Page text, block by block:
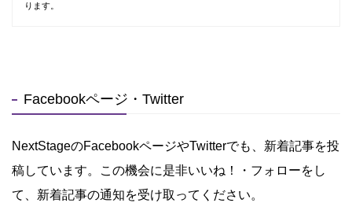
ります。
Facebookページ・Twitter
NextStageのFacebookページやTwitterでも、新着記事を投
稿しています。この機会に是非いいね！・フォローをし
て、新着記事の通知を受け取ってください。